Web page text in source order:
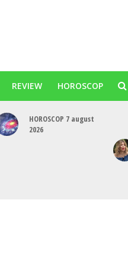
REVIEW HOROSCOP
HOROSCOP 7 august
2026